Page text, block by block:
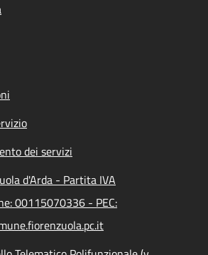
dei servizi
d'Arda - Partita IVA
00115070336 - PEC: